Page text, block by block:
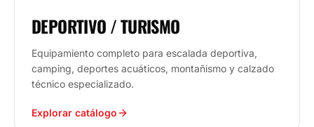
DEPORTIVO / TURISMO
Equipamiento completo para escalada deportiva,
camping, deportes acuáticos, montañismo y calzado
técnico especializado.
Explorar catálogo